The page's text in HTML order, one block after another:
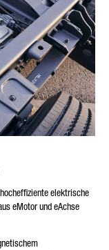
elektrische
eMotor und eAchse